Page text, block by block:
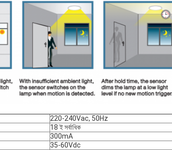
220-240Vac, 50Hz
18 ই সর্বাধিক
300mA
35-60Vdc